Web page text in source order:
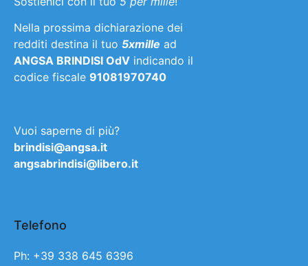
Nella prossima dichiarazione dei
redditi destina il tuo 5xmille ad
ANGSA BRINDISI OdV indicando il
codice fiscale 91081970740
Vuoi saperne di più?
brindisi@angsa.it
angsabrindisi@libero.it
Telefono
Ph: +39 338 645 6396